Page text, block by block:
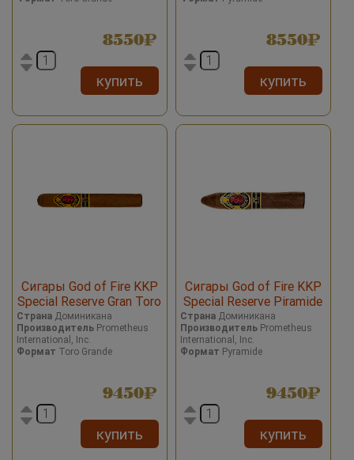
8550
купить
8550
купить
Сигары God of Fire KKP
Special Reserve Gran Toro
56
Страна Доминикана
Производитель Prometheus
International, Inc.
Формат Toro Grande
9450
купить
Сигары God of Fire KKP
Special Reserve Piramide
58
СтранаДоминикана
ПроизводительPrometheus
International, Inc.
Формат Pyramide
9450
купить